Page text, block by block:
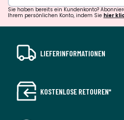
Sie haben bereits ein Kundenkonto?
Ihrem persönlichen Konto, indem Sie hier
LIEFERINFORMATIONEN
KOSTENLOSE RETOUREN*